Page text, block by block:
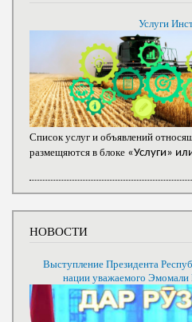
Услуги
Список услуг и объявлений
размещяются в блоке «Услуги»
НОВОСТИ
Выступление Президента
нации уважаемого Эмомали